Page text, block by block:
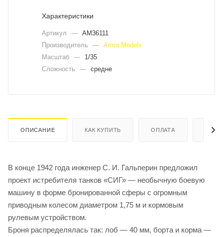
Характеристики
Артикул — AM36111
Производитель
— Arma Models
Масштаб —
1/35
Сложность
— средне
ОПИСАНИЕ КАК КУПИТЬ ОПЛАТА
В конце 1942 года инженер С. И. Гальперин предложил
проект истребителя танков «СИГ» — необычную боевую
машину в форме бронированной сферы с огромным
приводным колесом диаметром 1,75 м и кормовым
рулевым устройством.
Броня распределялась так: лоб — 40 мм, борта и корма —